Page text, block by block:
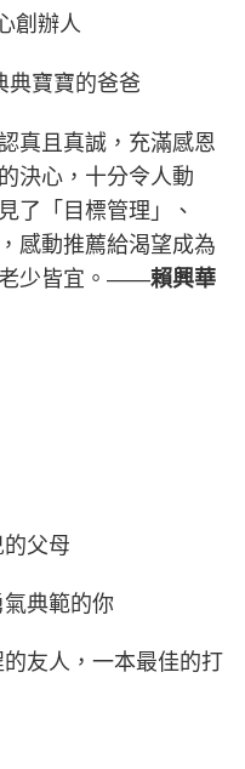
創辦人
典寶寶的爸爸
真且真誠，充滿感恩
決心，十分令人動
了「目標管理」、
感動推薦給渴望成為
老少皆宜。——賴興華
父母
典範的你
友人，一本最佳的打